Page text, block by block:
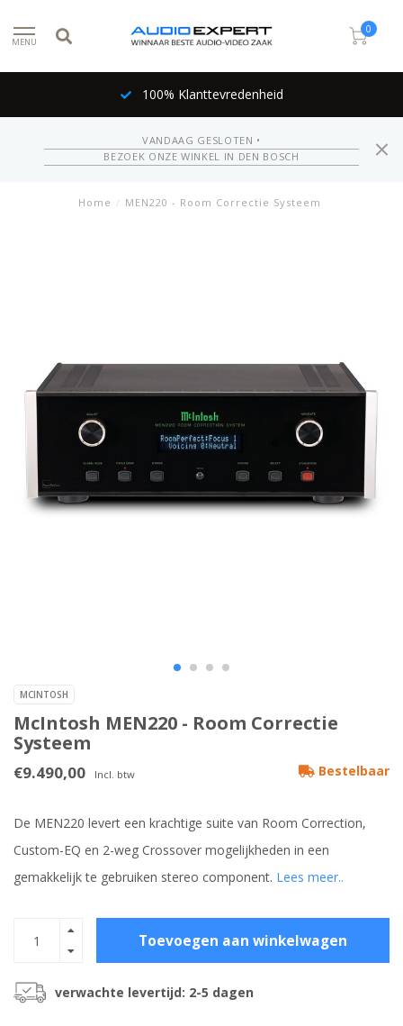
MENU
0
100% Klanttevredenheid
VANDAAG GESLOTEN •
BEZOEK ONZE WINKEL IN DEN BOSCH
Home / MEN220 - Room Correctie Systeem
MCINTOSH
McIntosh MEN220 - Room Correctie
Systeem
€9.490,00 Incl. btw Bestelbaar
De MEN220 levert een krachtige suite van Room Correction,
Custom-EQ en 2-weg Crossover mogelijkheden in een
gemakkelijk te gebruiken stereo component. Lees meer..
Toevoegen aan winkelwagen
verwachte levertijd: 2-5 dagen